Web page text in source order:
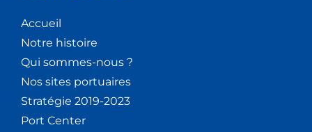
Accueil
Notre histoire
Qui sommes-nous ?
Nos sites portuaires
Stratégie 2019-2023
Port Center